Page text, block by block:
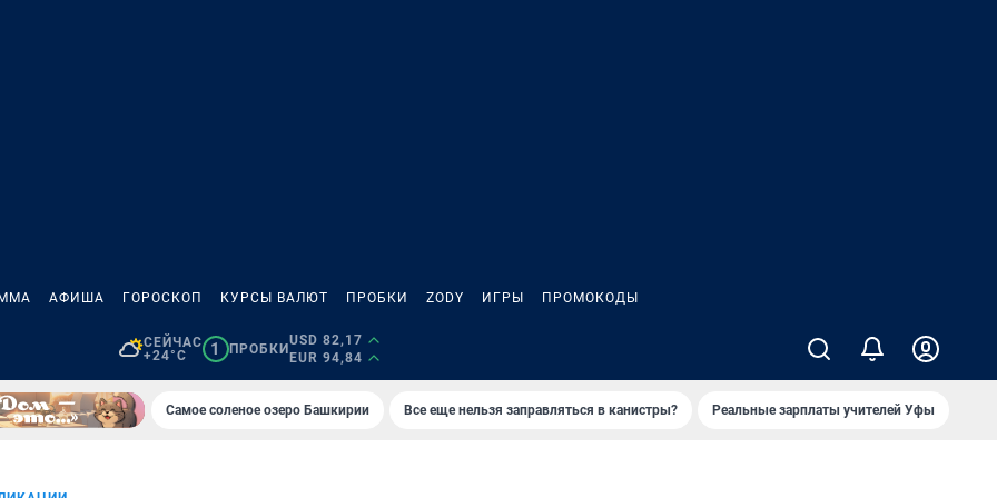
АФИША ГОРОСКОП КУРСЫ ВАЛЮТ ПРОБКИ ZODY ИГРЫ ПРОМОКОДЫ
СЕЙЧАС
+24°C
1 ПРОБКИ
USD 82,17
EUR 94,84
Самое соленое озеро Башкирии Все еще нельзя заправляться в канистры? Реальные зарплаты учителей Уфы